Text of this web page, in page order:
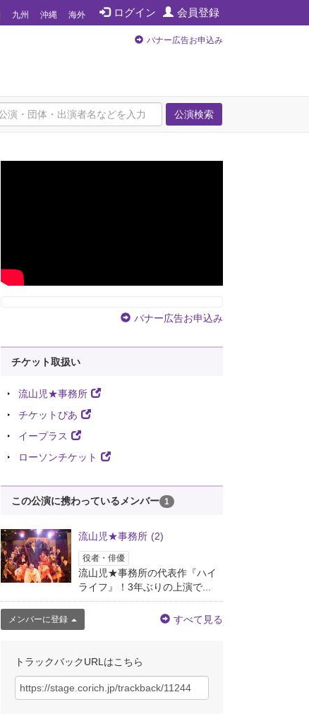
ログイン 会員登録
九州 沖縄 海外
バナー広告お申込み
公演検索
バナー広告お申込み
チケット取扱い
流山児★事務所
チケットぴあ
イープラス
ローソンチケット
この公演に携わっているメンバー 1
流山児★事務所 (2)
役者・俳優
流山児★事務所の代表作『ハイ
ライフ』！3年ぶりの上演で...
メンバーに登録 すべて見る
トラックバックURLはこちら